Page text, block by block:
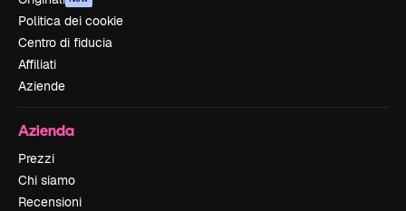
Politica dei cookie
Centro di fiducia
Affiliati
Aziende
Azienda
Prezzi
Chi siamo
Recensioni